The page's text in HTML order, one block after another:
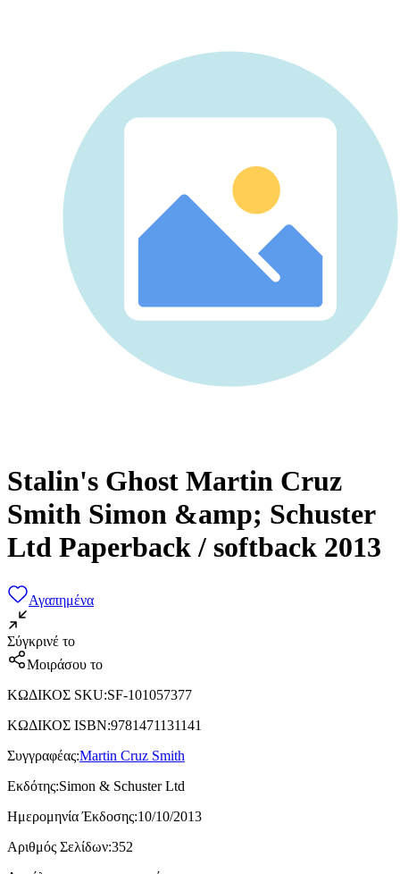
Stalin's Ghost Martin Cruz
Smith Simon &amp; Schuster
Ltd Paperback / softback 2013
Αγαπημένα
Σύγκρινέ το
Μοιράσου το
ΚΩΔΙΚΟΣ SKU:SF-101057377
ΚΩΔΙΚΟΣ ISBN:9781471131141
Συγγραφέας:Martin Cruz Smith
Εκδότης:Simon & Schuster Ltd
Ημερομηνία Έκδοσης:10/10/2013
Αριθμός Σελίδων:352